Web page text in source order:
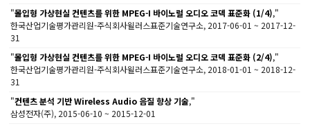
"몰입형 가상현실 컨텐츠를 위한 MPEG-I 바이노럴 오디오 코덱 표준화 (1/4),"
한국산업기술평가관리원-주식회사윌러스표준기술연구소, 2017-06-01 ~ 2017-12-
31
"몰입형 가상현실 컨텐츠를 위한 MPEG-I 바이노럴 오디오 코덱 표준화 (2/4),"
한국산업기술평가관리원-주식회사윌러스표준기술연구소, 2018-01-01 ~ 2018-12-
31
"컨텐츠 분석 기반 Wireless Audio 음질 향상 기술,"
삼성전자(주), 2015-06-10 ~ 2015-12-01